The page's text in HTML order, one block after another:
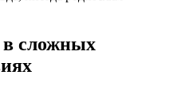
в сложных